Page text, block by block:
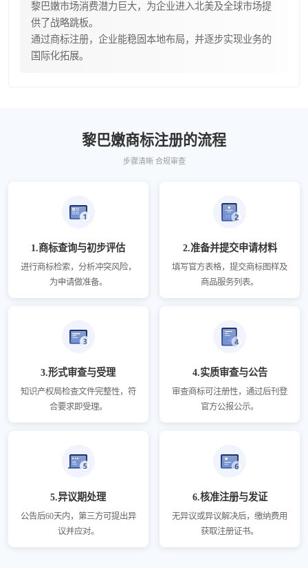
黎巴嫩市场消费潜力巨大，为企业进入北美及全球市场提
供了战略跳板。
通过商标注册，企业能稳固本地布局，并逐步实现业务的
国际化拓展。
黎巴嫩商标注册的流程
步骤清晰 合规审查
1.商标查询与初步评估
进行商标检索，分析冲突风险，
为申请做准备。
2.准备并提交申请材料
填写官方表格，提交商标图样及
商品服务列表。
3.形式审查与受理
知识产权局检查文件完整性，符
合要求即受理。
4.实质审查与公告
审查商标可注册性，通过后刊登
官方公报公示。
5.异议期处理
公告后60天内，第三方可提出异
议并应对。
6.核准注册与发证
无异议或异议解决后，缴纳费用
获取注册证书。